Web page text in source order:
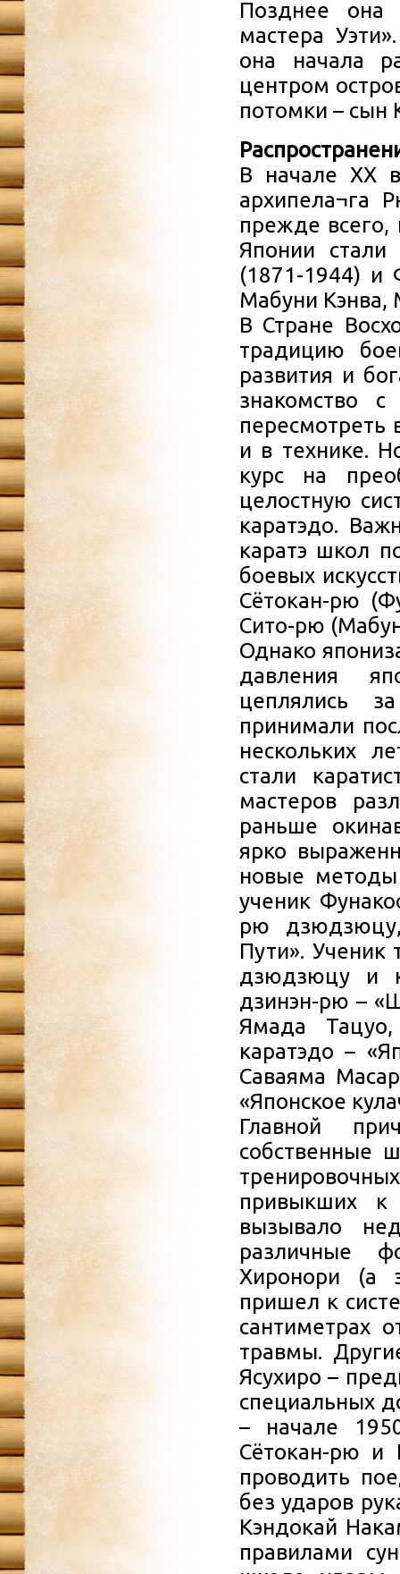
Позднее она
мастера
она начала
центром
потомки – сын
В начале XX
прежде всего,
Японии
(1871-1944) и
Мабуни Кэнва,
В Стране
традицию
развития и
знакомство
пересмотреть
и в технике.
курс на
целостную
каратэдо.
каратэ школ
боевых
Сётокан-рю
Сито-рю
Однако
давления
цеплялись
принимали
нескольких
стали
мастеров
раньше
ярко
новые методы
ученик
рю
Пути». Ученик
дзюдзюцу и
дзинэн-рю –
Ямада
каратэдо –
Саваяма
«Японское
Главной
собственные
привыкших к
вызывало
различные
Хиронори (а
пришел к
сантиметрах
травмы.
Ясухиро –
специальных
– начале
Сётокан-рю и
проводить
без ударов
Кэндокай
правилами